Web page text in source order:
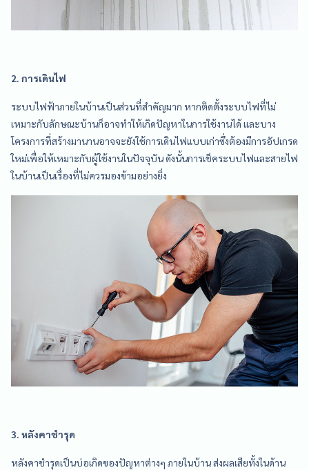
2. การเดินไฟ
ระบบไฟฟ้าภายในบ้านเป็นส่วนที่สำคัญมาก หากติดตั้งระบบไฟที่ไม่
เหมาะกับลักษณะบ้านก็อาจทำให้เกิดปัญหาในการใช้งานได้ และบาง
โครงการที่สร้างมานานอาจจะยังใช้การเดินไฟแบบเก่าซึ่งต้องมีการอัปเกรด
ใหม่เพื่อให้เหมาะกับผู้ใช้งานในปัจจุบัน ดังนั้นการเช็คระบบไฟและสายไฟ
ในบ้านเป็นเรื่องที่ไม่ควรมองข้ามอย่างยิ่ง
3. หลังคาชำรุด
หลังคาชำรุดเป็นบ่อเกิดของปัญหาต่างๆ ภายในบ้าน ส่งผลเสียทั้งในด้าน